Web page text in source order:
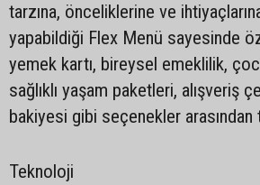
tarzına, önceliklerine ve
yapabildiği Flex Menü sayesinde
yemek kartı, bireysel emeklilik,
sağlıklı yaşam paketleri, alışveriş
bakiyesi gibi seçenekler arasından
Teknoloji